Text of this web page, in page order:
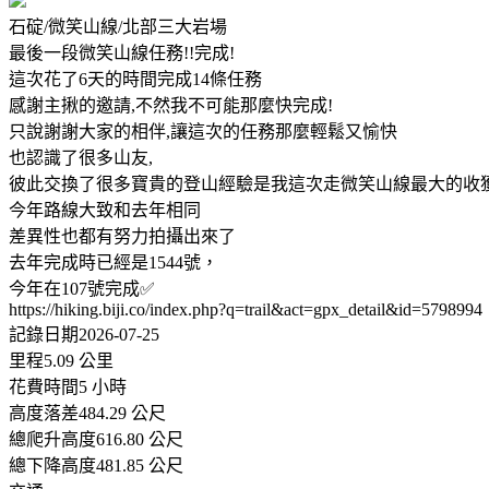
石碇/微笑山線/北部三大岩場
最後一段微笑山線任務!!完成!
這次花了6天的時間完成14條任務
感謝主揪的邀請,不然我不可能那麼快完成!
只說謝謝大家的相伴,讓這次的任務那麼輕鬆又愉快
也認識了很多山友,
彼此交換了很多寶貴的登山經驗是我這次走微笑山線最大的收
今年路線大致和去年相同
差異性也都有努力拍攝出來了
去年完成時已經是1544號，
今年在107號完成✅
https://hiking.biji.co/index.php?q=trail&act=gpx_detail&id=5798994
記錄日期2026-07-25
里程5.09 公里
花費時間5 小時
高度落差484.29 公尺
總爬升高度616.80 公尺
總下降高度481.85 公尺